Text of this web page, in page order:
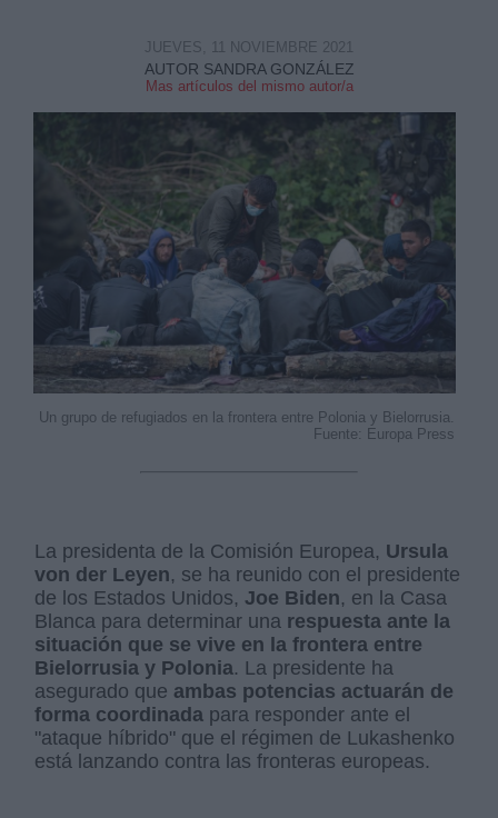
AUTOR SANDRA GONZÁLEZ
Mas artículos del mismo autor/a
JUEVES, 11 NOVIEMBRE 2021
Un grupo de refugiados en la frontera entre Polonia y Bielorrusia.
Fuente: Europa Press
La presidenta de la Comisión Europea, Ursula
von der Leyen, se ha reunido con el presidente
de los Estados Unidos, Joe Biden, en la Casa
Blanca para determinar una respuesta ante la
situación que se vive en la frontera entre
Bielorrusia y Polonia. La presidente ha
asegurado que ambas potencias actuarán de
forma coordinada para responder ante el
"ataque híbrido" que el régimen de Lukashenko
está lanzando contra las fronteras europeas.